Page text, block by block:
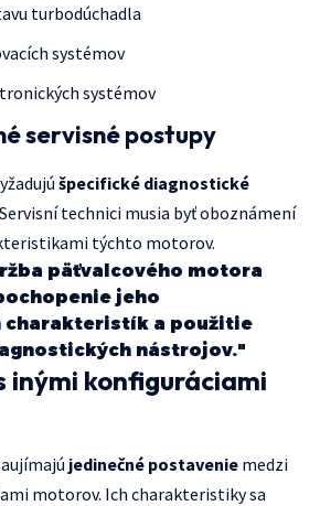
turbodúchadla
systémov
systémov
servisné postupy
špecifické diagnostické
technici musia byť oboznámení
týchto motorov.
päťvalcového motora
jeho
charakteristík a použitie
nástrojov."
inými konfiguráciami
jedinečné postavenie medzi
motorov. Ich charakteristiky sa